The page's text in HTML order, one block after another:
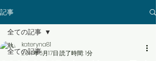
記事
全ての記事
全ての記事
kateryna81
2017年6月17日 読了時間: 1分